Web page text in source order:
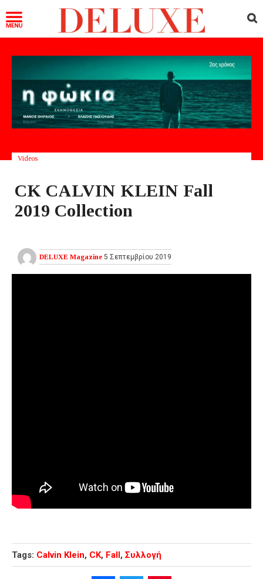
Videos
CK CALVIN KLEIN Fall
2019 Collection
DELUXE Magazine 5 Σεπτεμβρίου 2019
Tags: Calvin Klein, CK, Fall, Συλλογή